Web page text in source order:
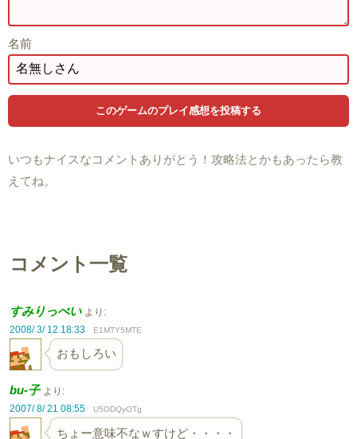
名前
いつもナイスなコメントありがとう！攻略法とかもあったら教
えてね。
コメント一覧
すみりっぺい より:
2008/ 3/ 12 18:33
E1MTY5MTE
おもしろい
bu-子 より:
2007/ 8/ 21 08:55
U5ODQyOTg
ちょー意味不なｗすけど・・・・